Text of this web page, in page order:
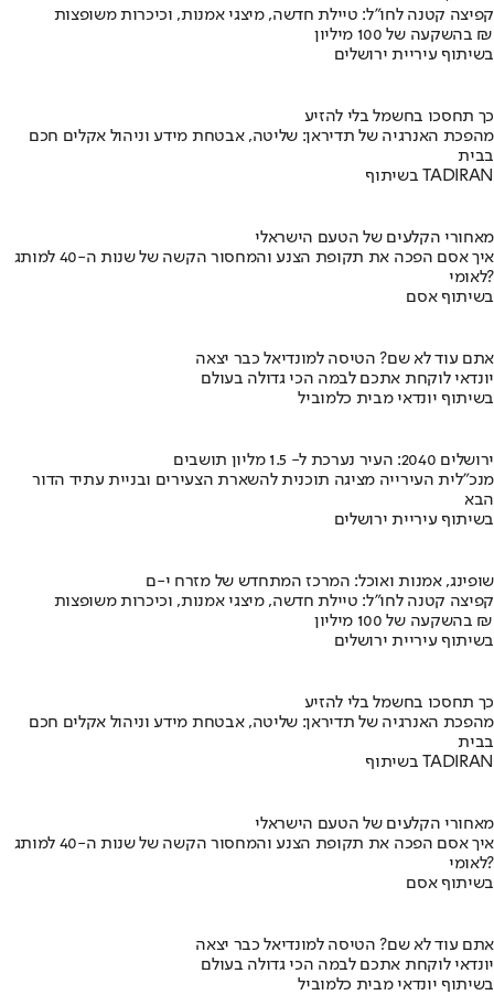
קפיצה קטנה לחו"ל: טיילת חדשה, מיצגי אמנות, וכיכרות משופצות
בהשקעה של 100 מיליון ₪
בשיתוף עיריית ירושלים
כך תחסכו בחשמל בלי להזיע
מהפכת האנרגיה של תדיראן: שליטה, אבטחת מידע וניהול אקלים חכם
בבית
בשיתוף TADIRAN
מאחורי הקלעים של הטעם הישראלי
איך אסם הפכה את תקופת הצנע והמחסור הקשה של שנות ה-40 למותג
לאומי?
בשיתוף אסם
אתם עוד לא שם? הטיסה למונדיאל כבר יצאה
יונדאי לוקחת אתכם לבמה הכי גדולה בעולם
בשיתוף יונדאי מבית כלמוביל
ירושלים 2040: העיר נערכת ל- 1.5 מליון תושבים
מנכ"לית העירייה מציגה תוכנית להשארת הצעירים ובניית עתיד הדור
הבא
בשיתוף עיריית ירושלים
שופינג, אמנות ואוכל: המרכז המתחדש של מזרח י-ם
קפיצה קטנה לחו"ל: טיילת חדשה, מיצגי אמנות, וכיכרות משופצות
בהשקעה של 100 מיליון ₪
בשיתוף עיריית ירושלים
כך תחסכו בחשמל בלי להזיע
מהפכת האנרגיה של תדיראן: שליטה, אבטחת מידע וניהול אקלים חכם
בבית
בשיתוף TADIRAN
מאחורי הקלעים של הטעם הישראלי
איך אסם הפכה את תקופת הצנע והמחסור הקשה של שנות ה-40 למותג
לאומי?
בשיתוף אסם
אתם עוד לא שם? הטיסה למונדיאל כבר יצאה
יונדאי לוקחת אתכם לבמה הכי גדולה בעולם
בשיתוף יונדאי מבית כלמוביל